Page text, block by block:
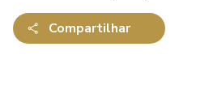
Compartilhar